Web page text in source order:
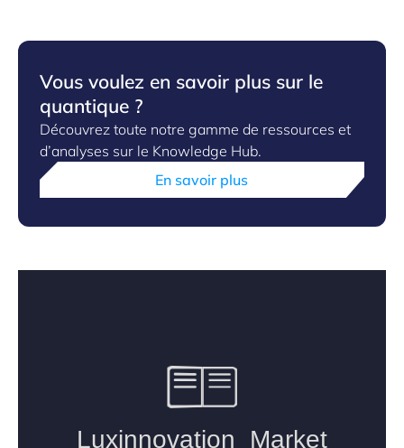
Vous voulez en savoir plus sur le
quantique ?
Découvrez toute notre gamme de ressources et
d’analyses sur le Knowledge Hub.
En savoir plus